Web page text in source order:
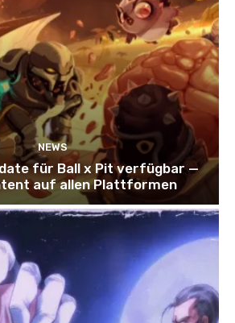
NEWS
für Ball x Pit verfügbar —
auf allen Plattformen